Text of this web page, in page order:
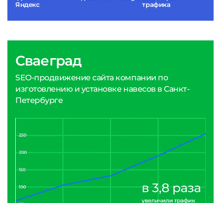
Яндекс
трафика
Сваеград
SEO-продвижение сайта компании по
изготовлению и установке навесов в Санкт-
Петербурге